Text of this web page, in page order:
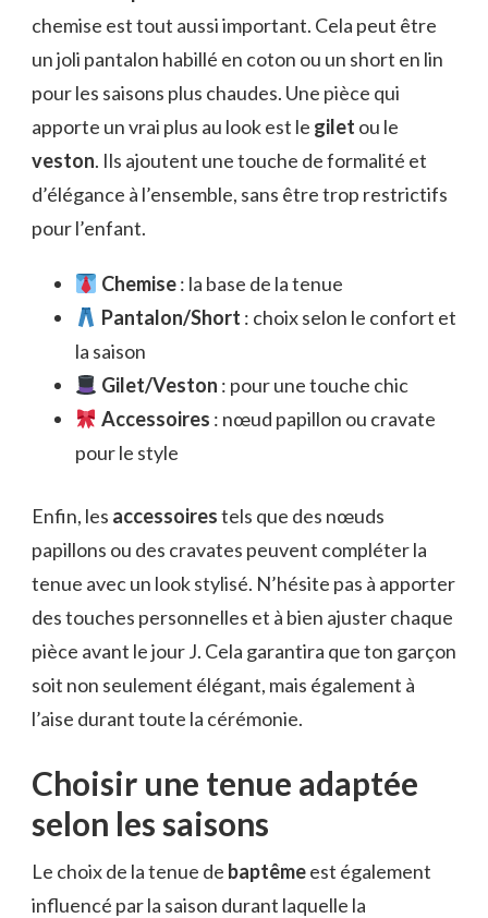
chemise est tout aussi important. Cela peut être
un joli pantalon habillé en coton ou un short en lin
pour les saisons plus chaudes. Une pièce qui
apporte un vrai plus au look est le gilet ou le
veston. Ils ajoutent une touche de formalité et
d’élégance à l’ensemble, sans être trop restrictifs
pour l’enfant.
Chemise: la base de la tenue
Pantalon/Short : choix selon le confort et
la saison
Gilet/Veston : pour une touche chic
Accessoires : nœud papillon ou cravate
pour le style
Enfin, les accessoirestels que des nœuds
papillons ou des cravates peuvent compléter la
tenue avec un look stylisé. N’hésite pas à apporter
des touches personnelles et à bien ajuster chaque
pièce avant le jour J. Cela garantira que ton garçon
soit non seulement élégant, mais également à
l’aise durant toute la cérémonie.
Choisir une tenue adaptée
selon les saisons
Le choix de la tenue de baptêmeest également
influencé par la saison durant laquelle la